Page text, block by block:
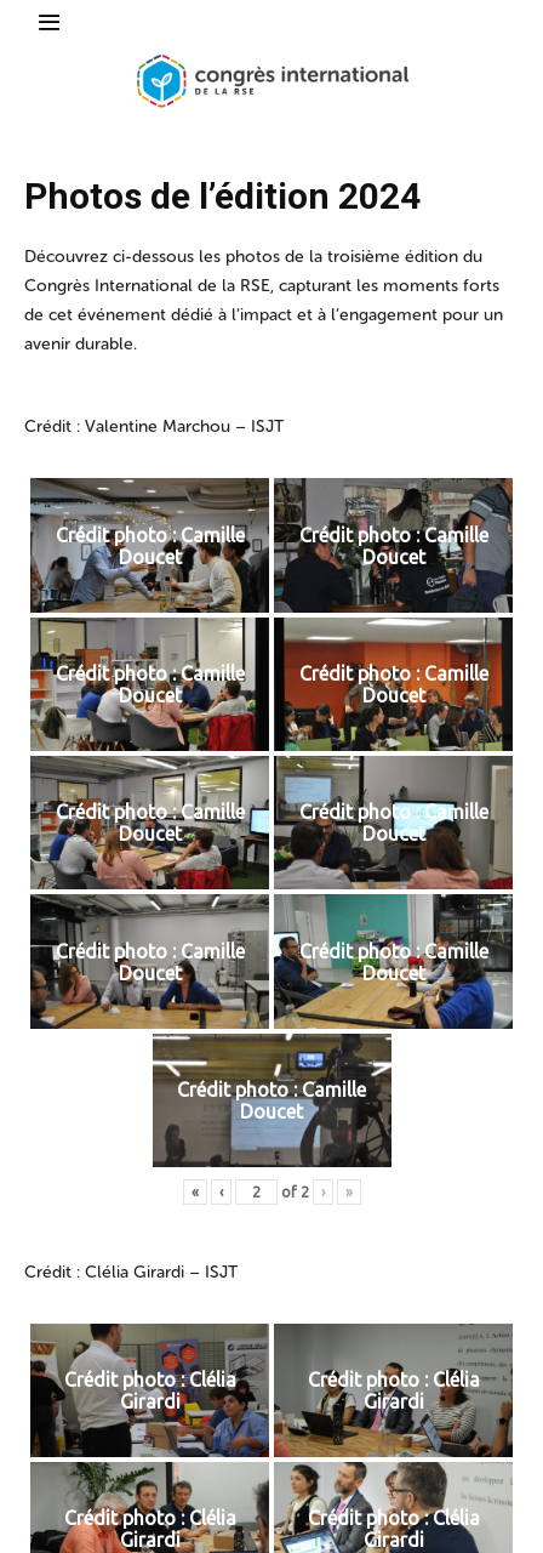
Photos de l’édition 2024
Découvrez ci-dessous les photos de la troisième édition du
Congrès International de la RSE, capturant les moments forts
de cet événement dédié à l’impact et à l’engagement pour un
avenir durable.
Crédit : Valentine Marchou – ISJT
Crédit photo : Camille
Doucet
Crédit photo : Camille
Doucet
Crédit photo : Camille
Doucet
Crédit photo : Camille
Doucet
Crédit photo : Camille
Doucet
Crédit photo : Camille
Doucet
Crédit photo : Camille
Doucet
Crédit photo : Camille
Doucet
Crédit photo : Camille
Doucet
« ‹ of 2 › »
Crédit : Clélia Girardi – ISJT
Crédit photo : Clélia
Girardi
Crédit photo : Clélia
Girardi
Crédit photo : Clélia
Girardi
Crédit photo : Clélia
Girardi